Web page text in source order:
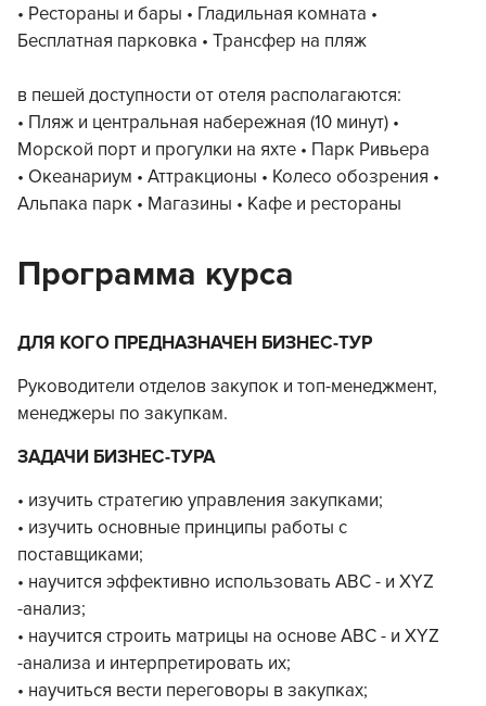
• Рестораны и бары • Гладильная комната •
Бесплатная парковка • Трансфер на пляж
в пешей доступности от отеля располагаются:
• Пляж и центральная набережная (10 минут) •
Морской порт и прогулки на яхте • Парк Ривьера
• Океанариум • Аттракционы • Колесо обозрения •
Альпака парк • Магазины • Кафе и рестораны
Программа курса
ДЛЯ КОГО ПРЕДНАЗНАЧЕН БИЗНЕС-ТУР
Руководители отделов закупок и топ-менеджмент,
менеджеры по закупкам.
ЗАДАЧИ БИЗНЕС-ТУРА
• изучить стратегию управления закупками;
• изучить основные принципы работы с
поставщиками;
• научится эффективно использовать ABC - и XYZ
-анализ;
• научится строить матрицы на основе ABC - и XYZ
-анализа и интерпретировать их;
• научиться вести переговоры в закупках;